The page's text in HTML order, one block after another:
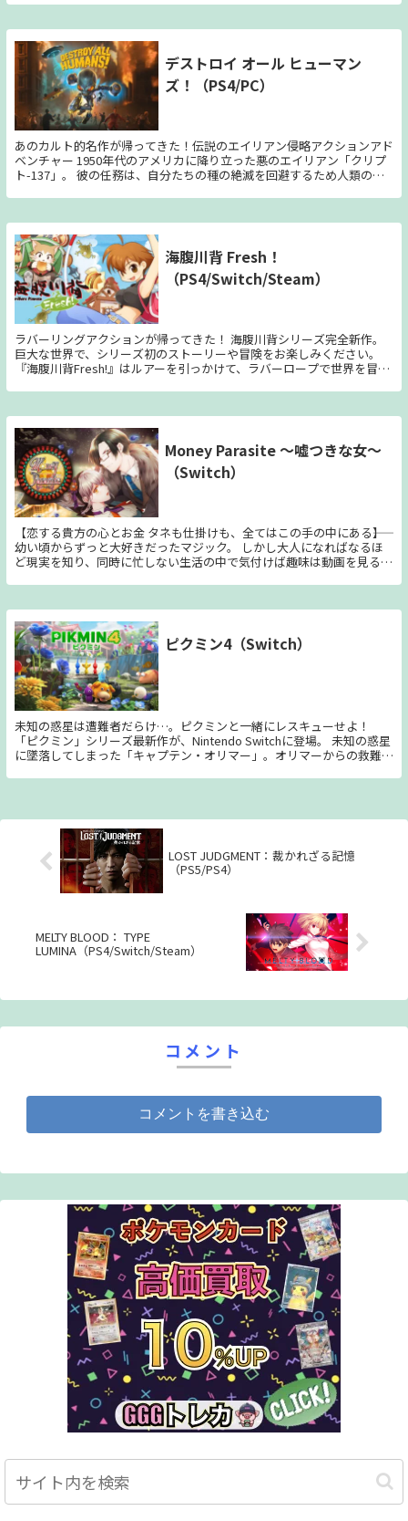
闘！ アニメを忠実に再現したユニークな技やセリフで原作さながらの
魅力を楽しめます。また、「アーケードモード」をクリアするとアンロ
ックされるギャラリーでは、秘蔵のイラストや音楽など、原作ファンに
はたまらないアートワークをじっくり鑑賞できます。 ■オンラインで
もローカルでも。簡単操作で誰とでも盛り上がれるパーティーアクショ
ン 【十字キー】＋【ボタン】の簡単操作で、オンラインでもローカル
でも、最大4人で大乱闘！ さらに、一発逆転の可能性を秘めた「アイ
テム」や味方と協力して相手のゴールを目指す「スポーツモード」など
を採用し、誰とでもすぐに盛り上がれるパーティーアクションとなって
います。 ■1年分のアップデートと追加キャラが入ったお得なエディシ
ョン！ アルティメットエディションには、各種バランス調整やボイス
など1年分のアップデートをすべて実装済み。さらに、シーズンパスで
追加される3体のキャラクターを収録し、総勢25体の個性豊かなキャラ
クターで遊べるお買い得なエディションとなります。
デストロイ オール ヒューマン
ズ！（PS4/PC）
あのカルト的名作が帰ってきた！伝説のエイリアン侵略アクションアド
ベンチャー 1950年代のアメリカに降り立った悪のエイリアン「クリプ
ト-137」。 彼の任務は、自分たちの種の絶滅を回避するため人類の
政府の影の組織「マジェスティック」を倒さなければならない。 エイ
リアンの侵略が、いま始まる！ ◆伝説のゲーム、再び！ 本作は、カル
ト的な人気を博した、知る人ぞ知る名作アクションゲーム。 2007年に
日本で発売された際に、オリジナル映像はそのままに、日本向けにスト
ーリーを大きく変更するという独自の日本語ローカライズが大きな話題
になった。 今回は「オリジナルのストーリー」で忠実にリメイク。真
のクリプトが登場する。 ◆エイリアン兵器やサイキック能力を使って
大暴れ！ 電撃銃や分解光線などのエイリアンの超兵器や、テレキネシ
スなどのサイキック能力で人類を排除しよう。 さらに空飛ぶ円盤
（UFO）に乗って、空からビームで邪魔な敵や建物も一掃可能。 ◆緊
張感あふれるステルスアクション 「変身」や「洗脳」、「記憶消去」
などの特殊能力を駆使したステルスアクションが必要な場合もある。
人間たちに見つからないようにミッションを達成しよう。 ◆舞台は
1950年代、古き良きアメリカ 古き良きアメリカの町並みやファッショ
ロールの王」や「悪のピエロ」などのスキンパックも収録！
海腹川背 Fresh！
（PS4/Switch/Steam）
ラバーリングアクションが帰ってきた！ 海腹川背シリーズ完全新作。
巨大な世界で、シリーズ初のストーリーや冒険をお楽しみください。
『海腹川背Fresh!』はルアーを引っかけて、ラバーロープで世界を冒険
す。巨大なワールドでクエストを進めたり、世界の果てを目指したり、
集めた材料で料理もできちゃいます。
Money Parasite ～嘘つきな女～
（Switch）
【恋する貴方の心とお金 タネも仕掛けも、全てはこの手の中にある――】
幼い頃からずっと大好きだったマジック。 しかし大人になればなるほ
ど現実を知り、同時に忙しない生活の中で気付けば趣味は動画を見るこ
『豪華客船でマジックショーをしませんか？』 無償で豪華客船に泊ま
れる上、マジシャンという密かな夢も叶うかも知れない！ しかしそん
な想いを胸に向かった先で告げられたのは、その手の器用さを活かし、
ディーラーとしてカジノで働くこと。 そして一癖も二癖もある大富豪
の男達を騙し、そのお金を全て頂くこと！！ 庶民ヒロインの下克上物
語が今、始まる――。
ピクミン4（Switch）
未知の惑星は遭難者だらけ…。ピクミンと一緒にレスキューせよ！
「ピクミン」シリーズ最新作が、Nintendo Switchに登場。 未知の惑星
に墜落してしまった「キャプテン・オリマー」。オリマーからの救難信
す。最後の希望は、本部に待機していた新米レスキュー隊員の「あな
て探索していきます。 ▼「ピクミン」とは ピクミンは地面からひっこ
ぬくと、ぞろぞろとついてきます。重いものを運んだり、壁をこわした
り、様々な場面で主人公のためにせっせと働いてくれます。 ピクミン
は、原生生物にも勇敢に立ち向かいます。1匹1匹はか弱く、ときには食
べられてしまうこともありますが、たくさんのピクミンが力を合わせれ
類がいます。「赤ピクミン」は火に強く、「青ピクミン」は水中を泳ぐ
ことができる…といったような、いろいろな特徴があります。 新たに
発見された「氷ピクミン」は、原生生物や水面を凍らせることができま
す。氷ピクミンに指示をすれば、凍らせた氷の上を主人公たちが進むこ
ッチン」 主人公と一緒に行動する宇宙犬の「オッチン」。オッチンだ
渡ることだってできます。また、探しているもののニオイをたどって、
その場所まで連れて行ってくれます。 ピクミンやオッチンは、主人公
の指示に従って働いてくれます。それぞれの特徴を知り、ダンドリよく
に食べられてしまったり、電気や火にやられてしまい、ピクミンを失っ
てしまうこともあるかもしれません。そんな時は、少し前に時間を巻き
戻し、何度でもやり直すことができます。ピクミンが沢山やられてしま
で原生生物に狙いを定めて「エンゴ射撃」したり、アイテムを使って
しつつ、ストーリーを進めることができます。
LOST JUDGMENT：裁かれざる記憶
（PS5/PS4）
MELTY BLOOD： TYPE
LUMINA（PS4/Switch/Steam）
コメント
コメントを書き込む